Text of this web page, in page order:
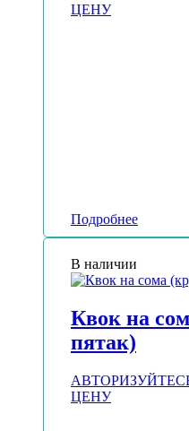
ЦЕНУ
Подробнее
В наличии
Квок на
пятак)
ЦЕНУ